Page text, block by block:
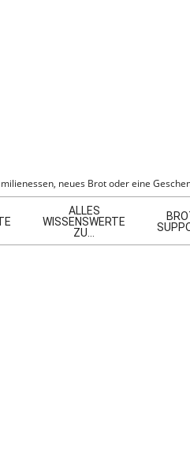
neues Brot oder eine
ALLES
WISSENSWERTE
ZU…